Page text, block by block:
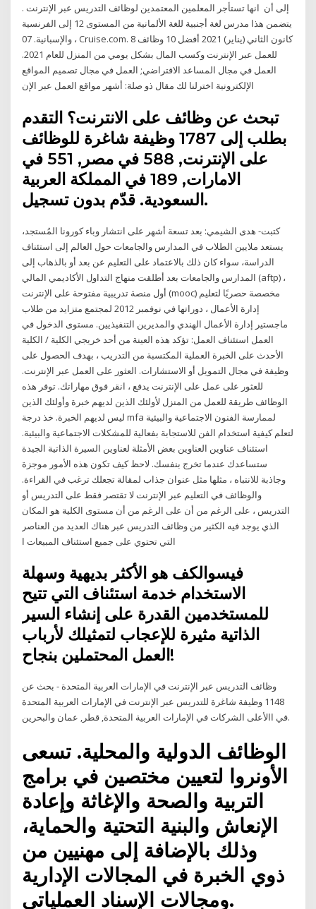
إلى أن انها تستأجر المعلمين المعتمدين لوظائف التدريس عبر الإنترنت .
يتضمن هذا مدرس لغة أجنبية للغة الألمانية من المستوى 12 إلى الفرنسية
، والإسبانية. 07 Cruise.com. 8 كانون الثاني (يناير) 2021 أفضل 10 وظائف
للعمل عبر الإنترنت وكسب المال بشكل يومي من المنزل للعام 2021.
العمل في مجال المساعد الافتراضي; العمل في مجال تصميم المواقع
الإلكترونية اخترلنا لك مقال ذو صلة: أشهر مواقع العمل عبر الإن
تبحث عن وظائف على الانترنت؟ التقدم
بطلب إلى 1787 وظيفة شاغرة للوظائف
على الإنترنت, 588 في مصر, 551 في
الامارات, 189 في المملكة العربية
السعودية. قدّم بدون تسجيل.
كتبت- هدى الشيمي: بعد تسعة أشهر على انتشار وباء كورونا المُستجد،
يستعد ملايين الطلاب في المدارس والجامعات حول العالم إلى استئناف
الدراسة، سواء كان ذلك بالاعتماد على التعليم عن بعد أو بالذهاب إلى
المدارس والجامعات بعد أطلقت منهاج التداول الأكاديمي المالي (aftp) ،
أول منصة تدريبية مفتوحة على الإنترنت (mooc) مخصصة حصريًا لتعليم
إدارة الأعمال ، دوراتها في نوفمبر 2012 لمجتمع متزايد من طلاب
ماجستير إدارة الأعمال الهندي والمديرين التنفيذيين. مستوى الدخول في
العمل استئناف العمل: تؤكد هذه العينة من أحد خريجي الكلية / الكلية
الأحدث على الخبرة العملية المكتسبة من التدريب ، بهدف الحصول على
وظيفة في مجال التمويل أو الاستشارات. العثور على العمل عبر الإنترنت.
للعثور على عمل على الإنترنت يدفع ، انقر فوق مهاراتك. توفر هذه
الوظائف طريقة للعمل من المنزل لأولئك الذين لديهم خبرة وأولئك الذين
ليس لديهم الخبرة. خذ درجة mfa لممارسة الفنون الاجتماعية والبيئية
لتعلم كيفية استخدام الفن للاستجابة بفعالية للمشكلات الاجتماعية والبيئية.
استئناف عناوين العناوين بعض الأمثلة لعناوين السيرة الذاتية الجيدة
ستساعدك عندما تخرج بنفسك. لاحظ كيف تكون هذه الأمور موجزة
وجاذبة للانتباه ، مثلها مثل عنوان جذاب لمقالة تجعلك ترغب في القراءة.
والوظائف في التعليم عبر الإنترنت لا تقتصر فقط على التدريس أو
التدريس ، على الرغم من أن على الرغم من أن مستوى الكلية هو المكان
الذي يوجد فيه الكثير من وظائف التدريس عبر هناك العديد من العناصر
التي تحتوي على جميع استئناف المبيعات ا
فيسوالكف هو الأكثر بديهية وسهلة
الاستخدام خدمة استئناف التي تتيح
للمستخدمين القدرة على إنشاء السير
الذاتية مثيرة للإعجاب لتمثيلك لأرباب
العمل المحتملين بنجاح!
وظائف التدريس عبر الإنترنت في الإمارات العربية المتحدة - بحث عن
1148 وظيفة شاغرة للتدريس عبر الإنترنت في الإمارات العربية المتحدة
في االأعلى الشركات في الإمارات العربية المتحدة, قطر, عمان والبحرين.
الوظائف الدولية والمحلية. تسعى
الأونروا لتعيين مختصين في برامج
التربية والصحة والإغاثة وإعادة
الإنعاش والبنية التحتية والحماية،
وذلك بالإضافة إلى مهنيين من
ذوي الخبرة في المجالات الإدارية
ومجالات الإسناد العملياتي.